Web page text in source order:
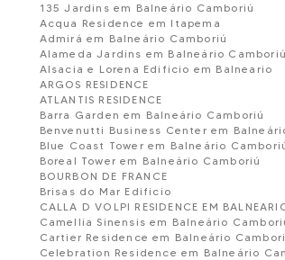
135 Jardins em Balneário Camboriú
Acqua Residence em Itapema
Admirá em Balneário Camboriú
Alameda Jardins em Balneário Camboriú
Alsacia e Lorena Edificio em Balneario
ARGOS RESIDENCE
ATLANTIS RESIDENCE
Barra Garden em Balneário Camboriú
Benvenutti Business Center em
Blue Coast Tower em Balneário
Boreal Tower em Balneário Camboriú
BOURBON DE FRANCE
Brisas do Mar Edificio
CALLA D VOLPI RESIDENCE EM
Camellia Sinensis em Balneário
Cartier Residence em Balneário
Celebration Residence em Balneário